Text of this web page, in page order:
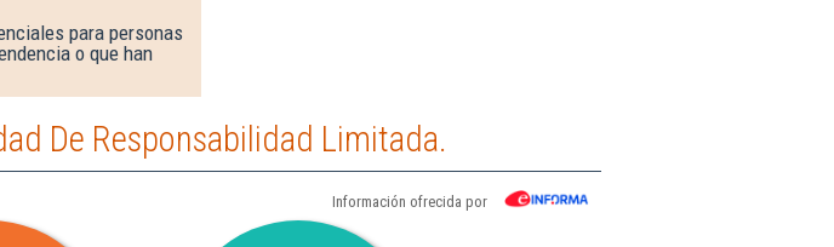
para personas
o que han
De Responsabilidad Limitada.
Información ofrecida por